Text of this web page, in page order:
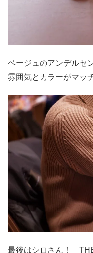
ベージュのアンデルセ
雰囲気とカラーがマッ
最後はシロさん！ THE